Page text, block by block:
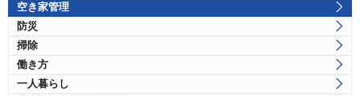
空き家管理
防災
掃除
働き方
一人暮らし